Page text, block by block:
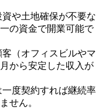
や土地確保が不要な
の資金で開業可能で
（オフィスビルやマ
から安定した収入が
一度契約すれば継続率
せん。